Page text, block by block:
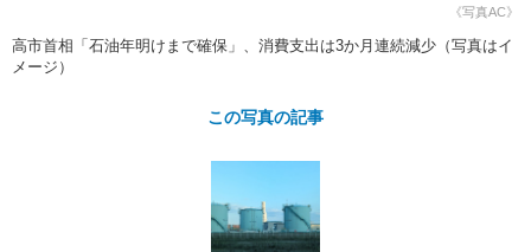
カーメーカー「旧車」関連プロジ
コラム
イベント
《写真AC》
高市首相「石油年明けまで確保」、消費支出は3か月連続減少（写真はイ
メージ）
この写真の記事